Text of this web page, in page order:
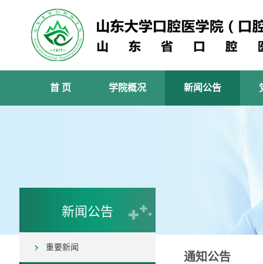
首 页 学院概况 新闻公告
新闻公告
重要新闻
通知公告